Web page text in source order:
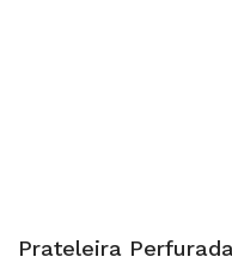
Prateleira